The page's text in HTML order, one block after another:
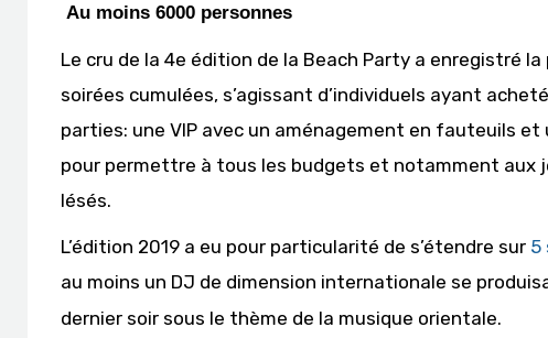
Au moins 6000 personnes
Le cru de la 4e édition de la Beach Party a enregistré
soirées cumulées, s’agissant d’individuels ayant
parties: une VIP avec un aménagement en fauteuils
pour permettre à tous les budgets et notamment aux
lésés.
L’édition 2019 a eu pour particularité de s’étendre sur 5
au moins un DJ de dimension internationale se
dernier soir sous le thème de la musique orientale.